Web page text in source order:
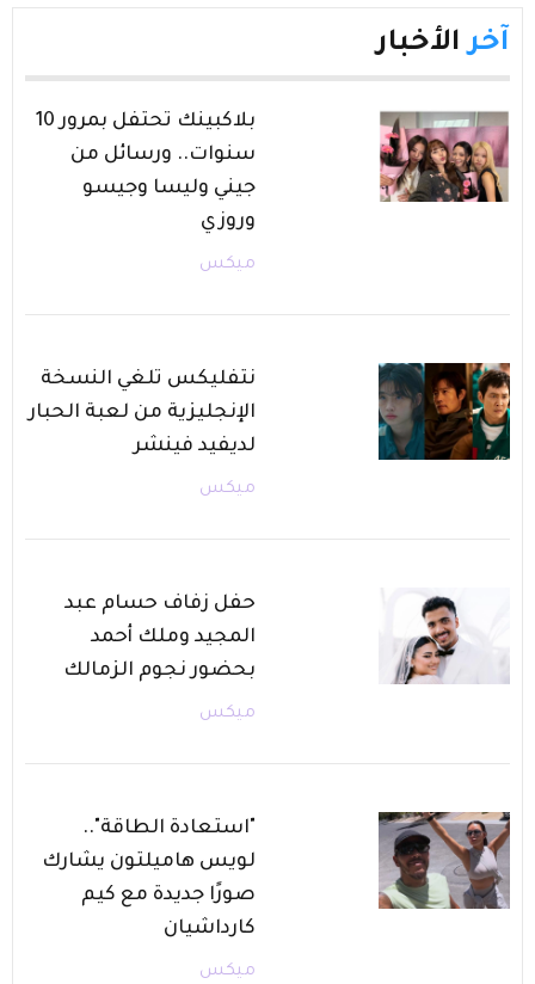
آخر الأخبار
بلاكبينك تحتفل بمرور 10
سنوات.. ورسائل من
جيني وليسا وجيسو
وروزي
ميكس
نتفليكس تلغي النسخة
الإنجليزية من لعبة الحبار
لديفيد فينشر
ميكس
حفل زفاف حسام عبد
المجيد وملك أحمد
بحضور نجوم الزمالك
ميكس
"استعادة الطاقة"..
لويس هاميلتون يشارك
صورًا جديدة مع كيم
كارداشيان
ميكس